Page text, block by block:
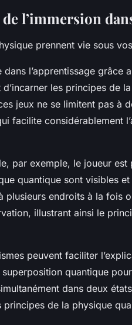
l’immersion
prennent vie sous
l’apprentissage grâce
les principes de
jeux ne se limitent pas à
facilite considérablement
par exemple, le joueur est
quantique sont visibles
plusieurs endroits à la fois
illustrant ainsi le
peuvent faciliter
quantique
dans deux
de la physique